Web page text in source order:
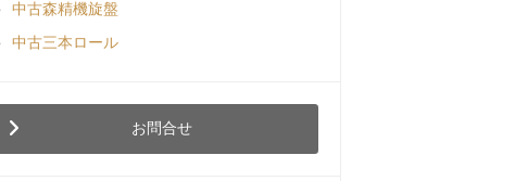
中古森精機旋盤
中古三本ロール
お問合せ